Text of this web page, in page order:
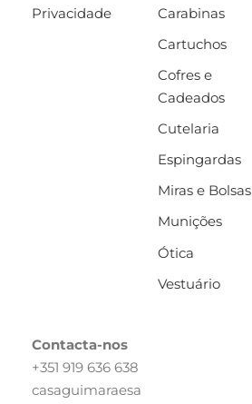
Privacidade
Carabinas
Cartuchos
Cofres e
Cadeados
Cutelaria
Espingardas
Miras e Bolsas
Munições
Ótica
Vestuário
Contacta-nos
+351 919 636 638
casaguimaraesa